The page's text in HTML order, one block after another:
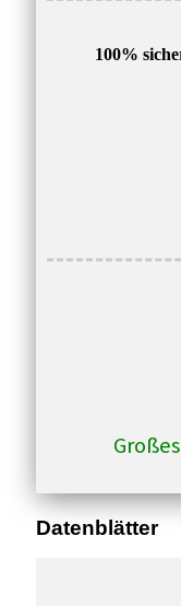
100%
Datenblätter